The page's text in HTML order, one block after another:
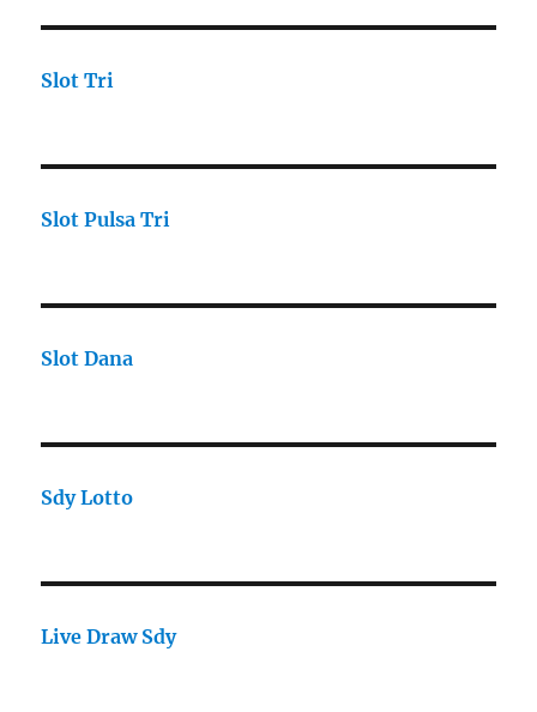
Slot Tri
Slot Pulsa Tri
Slot Dana
Sdy Lotto
Live Draw Sdy